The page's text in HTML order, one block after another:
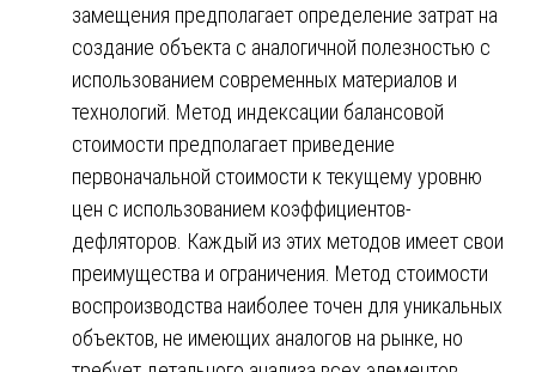
замещения предполагает определение затрат на
создание объекта с аналогичной полезностью с
использованием современных материалов и
технологий. Метод индексации балансовой
стоимости предполагает приведение
первоначальной стоимости к текущему уровню
цен с использованием коэффициентов-
дефляторов. Каждый из этих методов имеет свои
преимущества и ограничения. Метод стоимости
воспроизводства наиболее точен для уникальных
объектов, не имеющих аналогов на рынке, но